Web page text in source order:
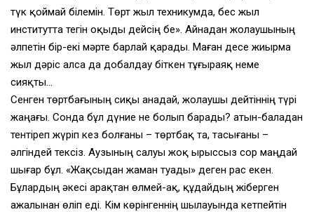
түк қоймай бiлемiн. Төрт жыл техникумда, бес жыл
институтта тегiн оқыды дейсiң бе». Айнадан жолаушының
әлпетiн бiр-екi мәрте барлай қарады. Маған десе жиырма
жыл дәрiс алса да добалдау бiткен тұғыраяқ неме
сияқты…
Сенген төртбағының сиқы анадай, жолаушы дейтiннiң түрi
жаңағы. Сонда бұл дүние не болып барады? Қатын-баладан
тентiреп жүрiп кез болғаны – төртбақ та, тасығаны –
әлгiндей тексiз. Аузының салуы жоқ ырыссыз сор маңдай
шығар бұл. «Жақсыдан жаман туады» деген рас екен.
Бұлардың әкесi арақтан өлмей-ақ, құдайдың жiберген
ажалынан өлiп едi. Кiм көрiнгеннiң шылауында кетпейтiн